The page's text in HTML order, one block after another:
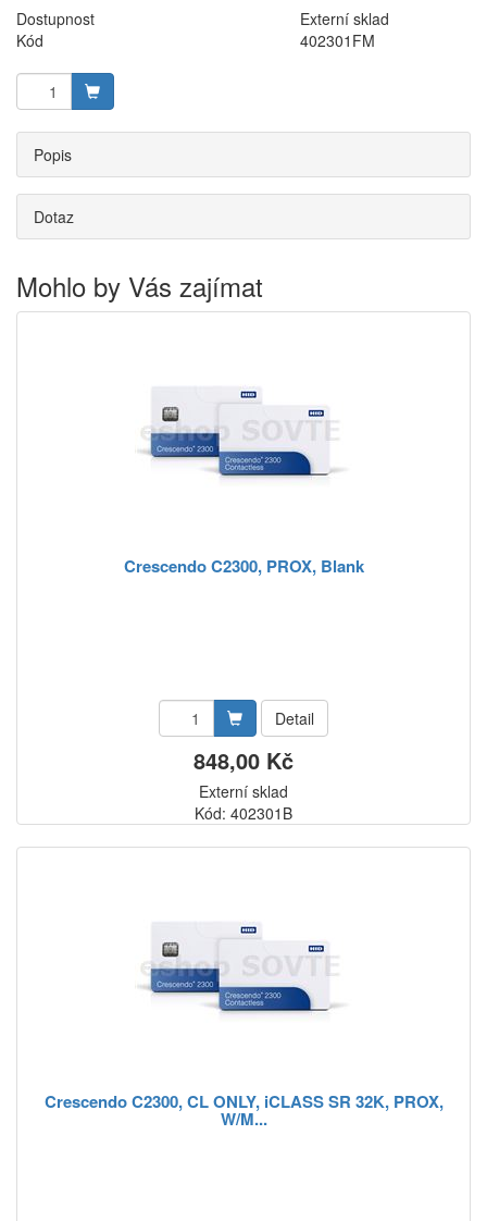
Dostupnost
Externí sklad
Kód
402301FM
Popis
Dotaz
Mohlo by Vás zajímat
Crescendo C2300, PROX, Blank
Detail
848,00 Kč
Externí sklad
Kód: 402301B
Crescendo C2300, CL ONLY, iCLASS SR 32K, PROX,
W/M...